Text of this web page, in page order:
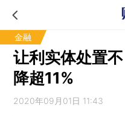
金融
让利实体处置
降超11%
2020年09月01日 11:43